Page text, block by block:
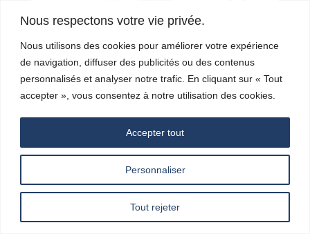
Nous respectons votre vie privée.
Nous utilisons des cookies pour améliorer votre expérience
de navigation, diffuser des publicités ou des contenus
personnalisés et analyser notre trafic. En cliquant sur « Tout
accepter », vous consentez à notre utilisation des cookies.
Personnaliser
Tout rejeter
Accepter tout
Cession de droits sociaux
et détermination du prix :
les enseignements de
l’arrêt de la Cour de
cassation du 10 juillet 2024
La chambre commerciale de la Cour de
cassation a rendu, le 10 juillet 2024, un arrêt
en matière de cession de droits sociaux